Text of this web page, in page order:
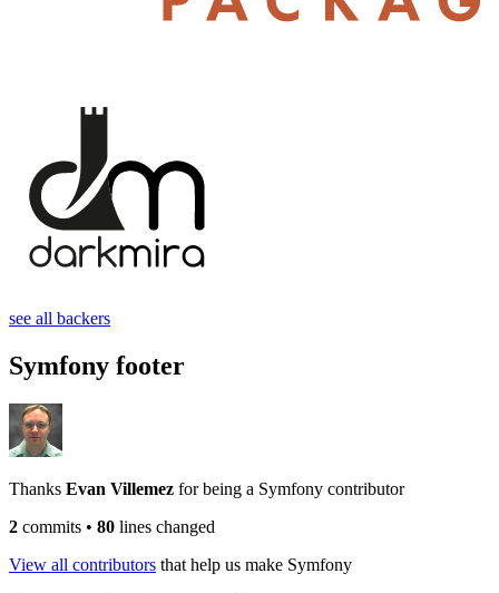
see all backers
Symfony footer
Thanks Evan Villemez for being a Symfony contributor
2 commits • 80 lines changed
View all contributors that help us make Symfony